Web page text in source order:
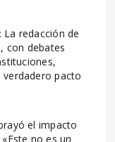
redacción de
con debates
pacto
el impacto
no es un